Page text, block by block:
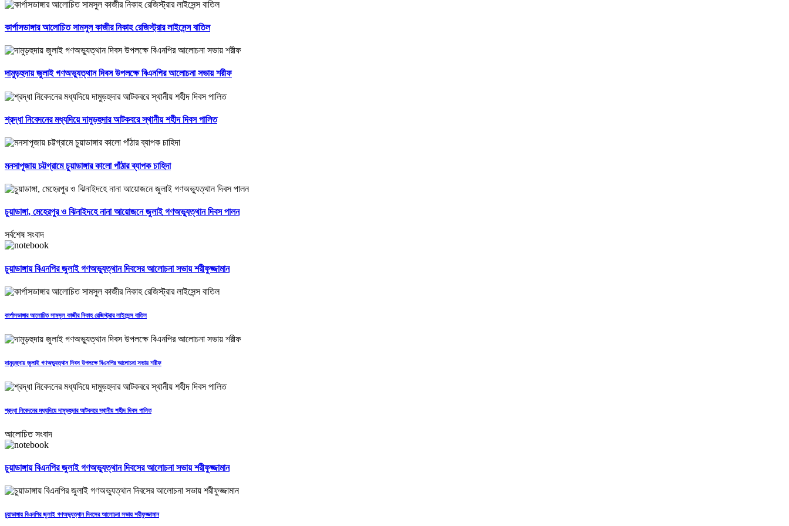
কার্পাসডাঙ্গার আলোচিত সামসুল কাজীর নিকাহ রেজিস্ট্রার লাইসেন্স বাতিল
দামুড়হুদায় জুলাই গণঅভ্যুত্থান দিবস উপলক্ষে বিএনপির আলোচনা সভায় শরীফ
শ্রদ্ধা নিবেদনের মধ্যদিয়ে দামুড়হুদার আটকবরে স্থানীয় শহীদ দিবস পালিত
মনসাপূজায় চট্টগ্রামে চুয়াডাঙ্গার কালো পাঁঠার ব্যাপক চাহিদা
চুয়াডাঙ্গা, মেহেরপুর ও ঝিনাইদহে নানা আয়োজনে জুলাই গণঅভ্যুত্থান দিবস পালন
সর্বশেষ সংবাদ
চুয়াডাঙ্গায় বিএনপির জুলাই গণঅভ্যুত্থান দিবসের আলোচনা সভায় শরীফুজ্জামান
কার্পাসডাঙ্গার আলোচিত সামসুল কাজীর নিকাহ রেজিস্ট্রার লাইসেন্স বাতিল
দামুড়হুদায় জুলাই গণঅভ্যুত্থান দিবস উপলক্ষে বিএনপির আলোচনা সভায় শরীফ
শ্রদ্ধা নিবেদনের মধ্যদিয়ে দামুড়হুদার আটকবরে স্থানীয় শহীদ দিবস পালিত
আলোচিত সংবাদ
চুয়াডাঙ্গায় বিএনপির জুলাই গণঅভ্যুত্থান দিবসের আলোচনা সভায় শরীফুজ্জামান
চুয়াডাঙ্গায় বিএনপির জুলাই গণঅভ্যুত্থান দিবসের আলোচনা সভায় শরীফুজ্জামান